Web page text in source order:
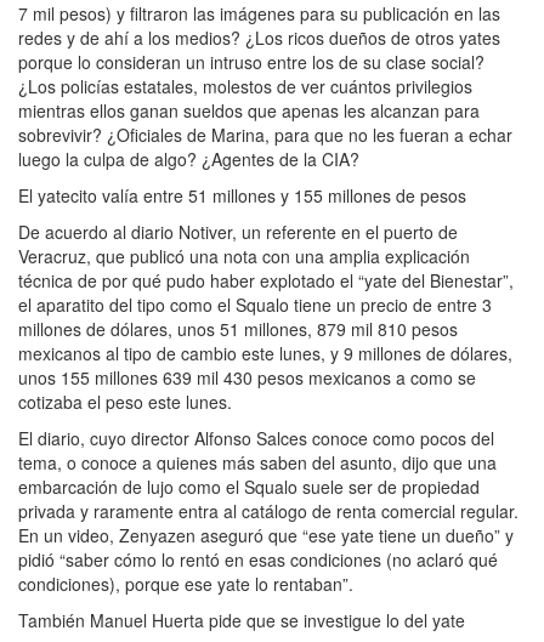
7 mil pesos) y filtraron las imágenes para su publicación en las
redes y de ahí a los medios? ¿Los ricos dueños de otros yates
porque lo consideran un intruso entre los de su clase social?
¿Los policías estatales, molestos de ver cuántos privilegios
mientras ellos ganan sueldos que apenas les alcanzan para
sobrevivir? ¿Oficiales de Marina, para que no les fueran a echar
luego la culpa de algo? ¿Agentes de la CIA?
El yatecito valía entre 51 millones y 155 millones de pesos
De acuerdo al diario Notiver, un referente en el puerto de
Veracruz, que publicó una nota con una amplia explicación
técnica de por qué pudo haber explotado el “yate del Bienestar”,
el aparatito del tipo como el Squalo tiene un precio de entre 3
millones de dólares, unos 51 millones, 879 mil 810 pesos
mexicanos al tipo de cambio este lunes, y 9 millones de dólares,
unos 155 millones 639 mil 430 pesos mexicanos a como se
cotizaba el peso este lunes.
El diario, cuyo director Alfonso Salces conoce como pocos del
tema, o conoce a quienes más saben del asunto, dijo que una
embarcación de lujo como el Squalo suele ser de propiedad
privada y raramente entra al catálogo de renta comercial regular.
En un video, Zenyazen aseguró que “ese yate tiene un dueño” y
pidió “saber cómo lo rentó en esas condiciones (no aclaró qué
condiciones), porque ese yate lo rentaban”.
También Manuel Huerta pide que se investigue lo del yate